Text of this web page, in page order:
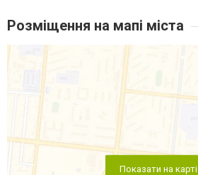
Розміщення на мапі міста
Показати на карті